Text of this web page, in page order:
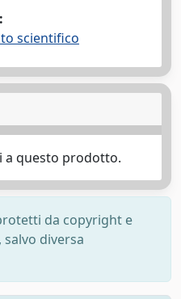
scientifico
a questo prodotto.
da copyright e
diversa